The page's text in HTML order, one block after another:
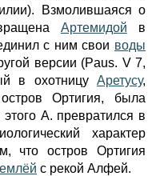
Взмолившаяся о
Артемидой в
с ним свои воды
версии (Paus. V 7,
в охотницу Аретусу,
Ортигия, была
А. превратился в
характер
что остров Ортигия
с рекой Алфей.